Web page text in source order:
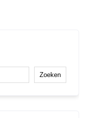
Zoeken